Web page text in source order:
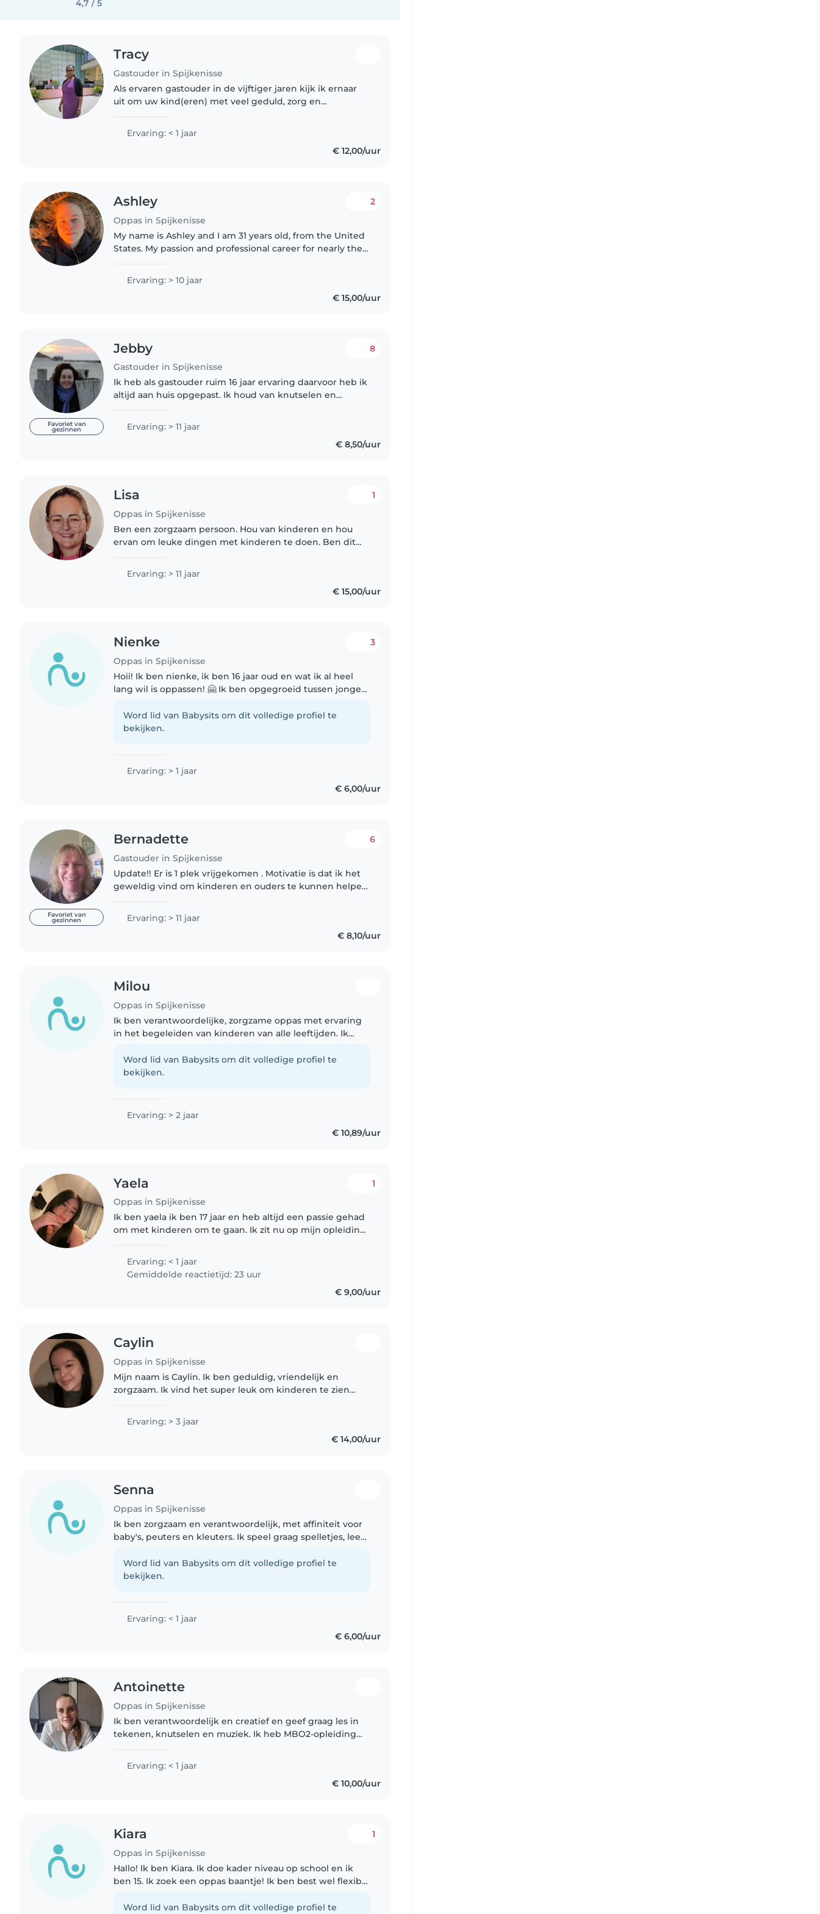
4,7 / 5
Tracy
Gastouder in Spijkenisse
Als ervaren gastouder in de vijftiger jaren kijk ik ernaar
uit om uw kind(eren) met veel geduld, zorg en
de opvang van baby's,..
Ervaring: < 1 jaar
€ 12,00/uur
Ashley
Oppas in Spijkenisse
2
My name is Ashley and I am 31 years old, from the United
States. My passion and professional career for nearly the
Ervaring: > 10 jaar
€ 15,00/uur
Favoriet van
gezinnen
Jebby
Gastouder in Spijkenisse
8
Ik heb als gastouder ruim 16 jaar ervaring daarvoor heb ik
altijd aan huis opgepast. Ik houd van knutselen en
dagprogramma en rust, reinheid..
Ervaring: > 11 jaar
€ 8,50/uur
Lisa
Oppas in Spijkenisse
1
Ben een zorgzaam persoon. Hou van kinderen en hou
ervan om leuke dingen met kinderen te doen. Ben dit
Ervaring: > 11 jaar
€ 15,00/uur
Nienke
Oppas in Spijkenisse
3
Hoii! Ik ben nienke, ik ben 16 jaar oud en wat ik al heel
lang wil is oppassen! 🤗 Ik ben opgegroeid tussen jonge
gaan, ik ben..
Word lid van Babysits om dit volledige profiel te
bekijken.
Ervaring: > 1 jaar
€ 6,00/uur
Favoriet van
gezinnen
Bernadette
Gastouder in Spijkenisse
6
Update!! Er is 1 plek vrijgekomen . Motivatie is dat ik het
geweldig vind om kinderen en ouders te kunnen helpen
is dat iedereen..
Ervaring: > 11 jaar
€ 8,10/uur
Milou
Oppas in Spijkenisse
Ik ben verantwoordelijke, zorgzame oppas met ervaring
in het begeleiden van kinderen van alle leeftijden. Ik
goed overweg met huisdieren..
Word lid van Babysits om dit volledige profiel te
bekijken.
Ervaring: > 2 jaar
€ 10,89/uur
Yaela
Oppas in Spijkenisse
1
Ik ben yaela ik ben 17 jaar en heb altijd een passie gehad
om met kinderen om te gaan. Ik zit nu op mijn opleiding
school dus..
Ervaring: < 1 jaar
Gemiddelde reactietijd: 23 uur
€ 9,00/uur
Caylin
Oppas in Spijkenisse
Mijn naam is Caylin. Ik ben geduldig, vriendelijk en
zorgzaam. Ik vind het super leuk om kinderen te zien
ook leuk en belangrijk..
Ervaring: > 3 jaar
€ 14,00/uur
Senna
Oppas in Spijkenisse
Ik ben zorgzaam en verantwoordelijk, met affiniteit voor
baby's, peuters en kleuters. Ik speel graag spelletjes, lees
taken zijn geen..
Word lid van Babysits om dit volledige profiel te
bekijken.
Ervaring: < 1 jaar
€ 6,00/uur
Antoinette
Oppas in Spijkenisse
Ik ben verantwoordelijk en creatief en geef graag les in
tekenen, knutselen en muziek. Ik heb MBO2-opleiding
huiswerk.
Ervaring: < 1 jaar
€ 10,00/uur
Kiara
Oppas in Spijkenisse
1
Hallo! Ik ben Kiara. Ik doe kader niveau op school en ik
ben 15. Ik zoek een oppas baantje! Ik ben best wel flexibel
ervaring..
Word lid van Babysits om dit volledige profiel te